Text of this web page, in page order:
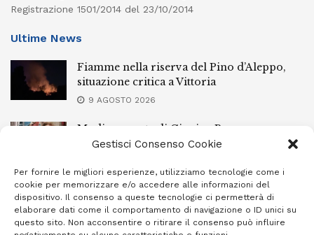
Gestisci Consenso Cookie
Per fornire le migliori esperienze, utilizziamo tecnologie come i
cookie per memorizzare e/o accedere alle informazioni del
dispositivo. Il consenso a queste tecnologie ci permetterà di
elaborare dati come il comportamento di navigazione o ID unici su
questo sito. Non acconsentire o ritirare il consenso può influire
Registrazione 1501/2014 del 23/10/2014
Ultime News
Fiamme nella riserva del Pino d’Aleppo,
situazione critica a Vittoria
9 AGOSTO 2026
Modica, morte di Gingina Bergamasco:
depositate le perizie
Vittoria, aggrediscono e rapinano un
22enne: arrestati quattro pregiudicati
9 AGOSTO 2026